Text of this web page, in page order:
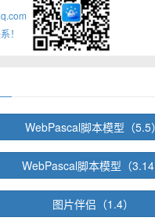
！
WebPascal脚本模型（5.5）
WebPascal脚本模型（3.14
图片伴侣（1.4）